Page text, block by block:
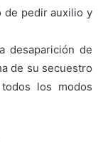
de pedir auxilio y
desaparición de
de su secuestro
los modos